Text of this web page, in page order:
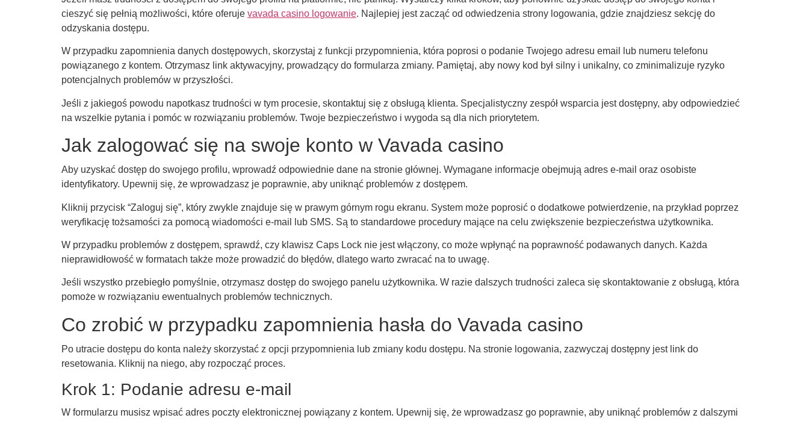
cieszyć się pełnią możliwości, które oferuje vavada casino logowanie. Najlepiej jest zacząć od odwiedzenia strony logowania, gdzie znajdziesz sekcję do
odzyskania dostępu.
W przypadku zapomnienia danych dostępowych, skorzystaj z funkcji przypomnienia, która poprosi o podanie Twojego adresu email lub numeru telefonu
powiązanego z kontem. Otrzymasz link aktywacyjny, prowadzący do formularza zmiany. Pamiętaj, aby nowy kod był silny i unikalny, co zminimalizuje ryzyko
potencjalnych problemów w przyszłości.
Jeśli z jakiegoś powodu napotkasz trudności w tym procesie, skontaktuj się z obsługą klienta. Specjalistyczny zespół wsparcia jest dostępny, aby odpowiedzieć
na wszelkie pytania i pomóc w rozwiązaniu problemów. Twoje bezpieczeństwo i wygoda są dla nich priorytetem.
Jak zalogować się na swoje konto w Vavada casino
Aby uzyskać dostęp do swojego profilu, wprowadź odpowiednie dane na stronie głównej. Wymagane informacje obejmują adres e-mail oraz osobiste
identyfikatory. Upewnij się, że wprowadzasz je poprawnie, aby uniknąć problemów z dostępem.
Kliknij przycisk “Zaloguj się”, który zwykle znajduje się w prawym górnym rogu ekranu. System może poprosić o dodatkowe potwierdzenie, na przykład poprzez
weryfikację tożsamości za pomocą wiadomości e-mail lub SMS. Są to standardowe procedury mające na celu zwiększenie bezpieczeństwa użytkownika.
W przypadku problemów z dostępem, sprawdź, czy klawisz Caps Lock nie jest włączony, co może wpłynąć na poprawność podawanych danych. Każda
nieprawidłowość w formatach także może prowadzić do błędów, dlatego warto zwracać na to uwagę.
Jeśli wszystko przebiegło pomyślnie, otrzymasz dostęp do swojego panelu użytkownika. W razie dalszych trudności zaleca się skontaktowanie z obsługą, która
pomoże w rozwiązaniu ewentualnych problemów technicznych.
Co zrobić w przypadku zapomnienia hasła do Vavada casino
Po utracie dostępu do konta należy skorzystać z opcji przypomnienia lub zmiany kodu dostępu. Na stronie logowania, zazwyczaj dostępny jest link do
resetowania. Kliknij na niego, aby rozpocząć proces.
Krok 1: Podanie adresu e-mail
W formularzu musisz wpisać adres poczty elektronicznej powiązany z kontem. Upewnij się, że wprowadzasz go poprawnie, aby uniknąć problemów z dalszymi